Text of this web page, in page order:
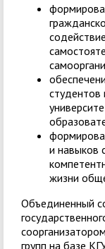
студентов
и навыков
жизни
Объединенный
групп на базе